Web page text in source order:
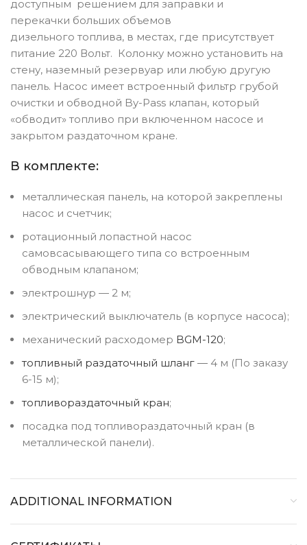
доступным решением для заправки и
перекачки больших объемов
дизельного топлива, в местах, где присутствует
питание 220 Вольт. Колонку можно установить на
стену, наземный резервуар или любую другую
панель. Насос имеет встроенный фильтр грубой
очистки и обводной By-Pass клапан, который
«обводит» топливо при включенном насосе и
закрытом раздаточном кране.
В комплекте:
металлическая панель, на которой закреплены
насос и счетчик;
ротационный лопастной насос
самовсасывающего типа со встроенным
обводным клапаном;
электрошнур — 2 м;
электрический выключатель (в корпусе насоса);
механический расходомер BGM-120;
топливный раздаточный шланг ― 4 м (По заказу
6-15 м);
топливораздаточный кран;
посадка под топливораздаточный кран (в
металлической панели).
ADDITIONAL INFORMATION